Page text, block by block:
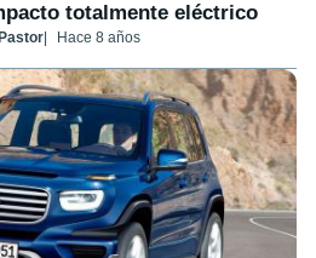
totalmente eléctrico
Hace 8 años